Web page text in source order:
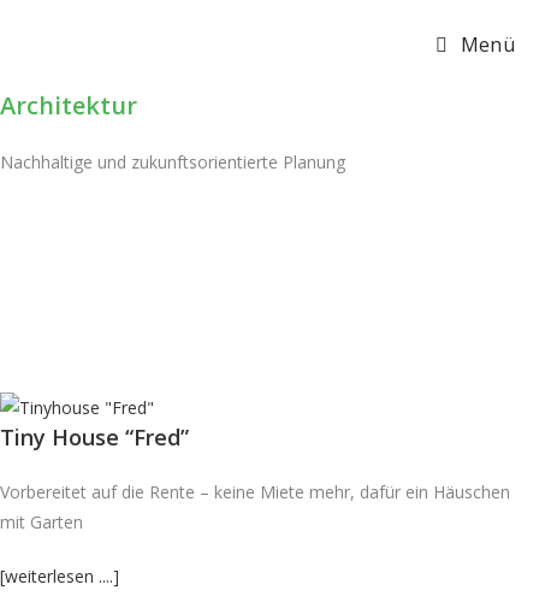
Menü
Architektur
Nachhaltige und zukunftsorientierte Planung
Tiny House “Fred”
Vorbereitet auf die Rente – keine Miete mehr, dafür ein Häuschen
mit Garten
[weiterlesen ....]